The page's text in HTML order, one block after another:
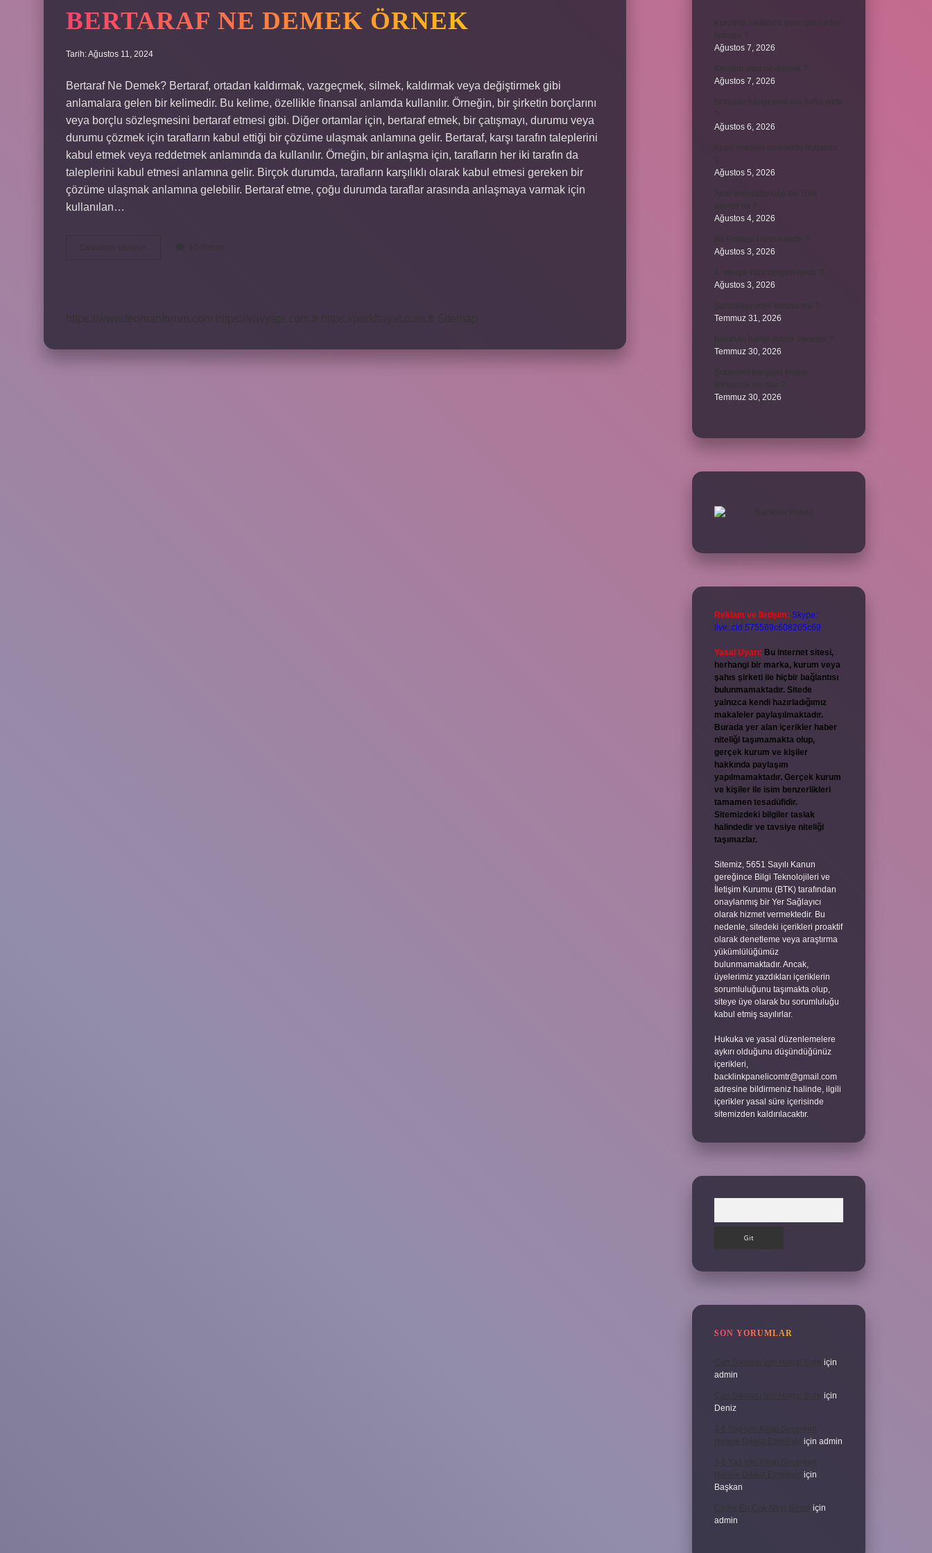
BERTARAF NE DEMEK ÖRNEK
Tarih: Ağustos 11, 2024
Bertaraf Ne Demek? Bertaraf, ortadan kaldırmak, vazgeçmek, silmek, kaldırmak veya değiştirmek gibi
anlamalara gelen bir kelimedir. Bu kelime, özellikle finansal anlamda kullanılır. Örneğin, bir şirketin borçlarını
veya borçlu sözleşmesini bertaraf etmesi gibi. Diğer ortamlar için, bertaraf etmek, bir çatışmayı, durumu veya
durumu çözmek için tarafların kabul ettiği bir çözüme ulaşmak anlamına gelir. Bertaraf, karşı tarafın taleplerini
kabul etmek veya reddetmek anlamında da kullanılır. Örneğin, bir anlaşma için, tarafların her iki tarafın da
taleplerini kabul etmesi anlamına gelir. Birçok durumda, tarafların karşılıklı olarak kabul etmesi gereken bir
çözüme ulaşmak anlamına gelebilir. Bertaraf etme, çoğu durumda taraflar arasında anlaşmaya varmak için
kullanılan…
Ağustos 7, 2026
Ağustos 7, 2026
Ağustos 6, 2026
Ağustos 5, 2026
Ağustos 4, 2026
Ağustos 3, 2026
Ağustos 3, 2026
Temmuz 31, 2026
Temmuz 30, 2026
Temmuz 30, 2026
Reklam ve İletişim: Skype:
live:.cid.575569c608265c69
Yasal Uyarı: Bu internet sitesi,
herhangi bir marka, kurum veya
şahıs şirketi ile hiçbir bağlantısı
bulunmamaktadır. Sitede
yalnızca kendi hazırladığımız
makaleler paylaşılmaktadır.
Burada yer alan içerikler haber
niteliği taşımamakta olup,
gerçek kurum ve kişiler
hakkında paylaşım
yapılmamaktadır. Gerçek kurum
ve kişiler ile isim benzerlikleri
tamamen tesadüfidir.
Sitemizdeki bilgiler taslak
halindedir ve tavsiye niteliği
taşımazlar.
Sitemiz, 5651 Sayılı Kanun
gereğince Bilgi Teknolojileri ve
İletişim Kurumu (BTK) tarafından
onaylanmış bir Yer Sağlayıcı
olarak hizmet vermektedir. Bu
nedenle, sitedeki içerikleri proaktif
olarak denetleme veya araştırma
yükümlülüğümüz
bulunmamaktadır. Ancak,
üyelerimiz yazdıkları içeriklerin
sorumluluğunu taşımakta olup,
siteye üye olarak bu sorumluluğu
kabul etmiş sayılırlar.
Hukuka ve yasal düzenlemelere
aykırı olduğunu düşündüğünüz
içerikleri,
backlinkpanelicomtr@gmail.com
adresine bildirmeniz halinde, ilgili
içerikler yasal süre içerisinde
sitemizden kaldırılacaktır.
SON YORUMLAR
Can Sıkıntısı Için Hangi Sure için
admin
Can Sıkıntısı Için Hangi Sure için
Deniz
3 6 Yaş Için Kitap Seçerken
Nelere Dikkat Etmeliyiz için admin
3 6 Yaş Için Kitap Seçerken
Nelere Dikkat Etmeliyiz için
Başkan
Cinler En Çok Neyi Sever için
admin